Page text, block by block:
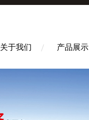
关于我们 产品展示